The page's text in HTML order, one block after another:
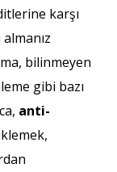
karşı
bilinmeyen
gibi bazı
anti-